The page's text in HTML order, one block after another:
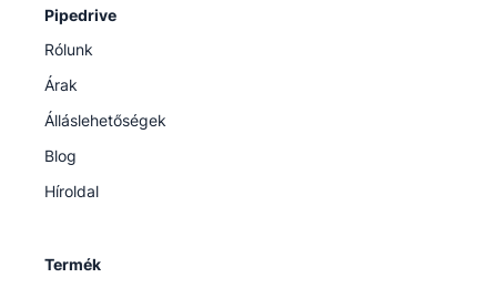
Pipedrive
Rólunk
Árak
Álláslehetőségek
Blog
Híroldal
Termék